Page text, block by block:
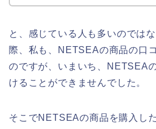
と、感じている人も多いのでは
際、私も、NETSEAの商品の口
のですが、いまいち、NETSEA
けることができませんでした。
そこでNETSEAの商品を購入し